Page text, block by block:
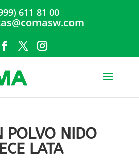
611 81 00
POLVO NIDO
LATA